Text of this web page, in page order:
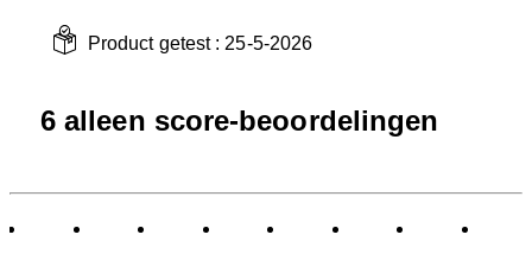
Product getest :25-5-2026
6 alleen score-beoordelingen